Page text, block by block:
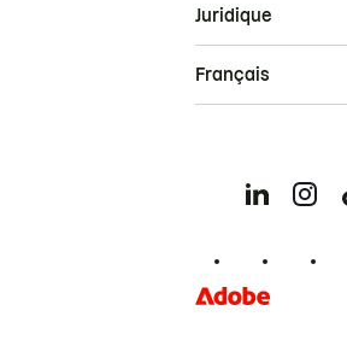
Juridique
Français